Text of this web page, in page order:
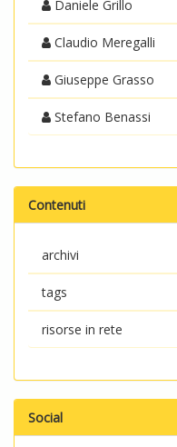
Daniele Grillo
Claudio Meregalli
Giuseppe Grasso
Stefano Benassi
Contenuti
archivi
tags
risorse in rete
Social